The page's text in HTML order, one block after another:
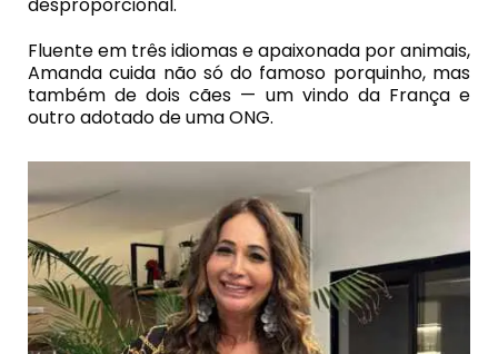
Fluente em três idiomas e apaixonada por animais,
Amanda cuida não só do famoso porquinho, mas
também de dois cães — um vindo da França e
outro adotado de uma ONG.